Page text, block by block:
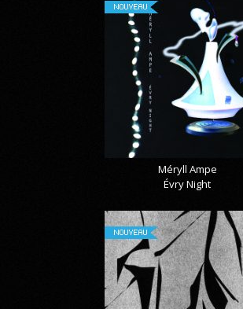
NOUVEAU
Méryll Ampe
Évry Night
NOUVEAU